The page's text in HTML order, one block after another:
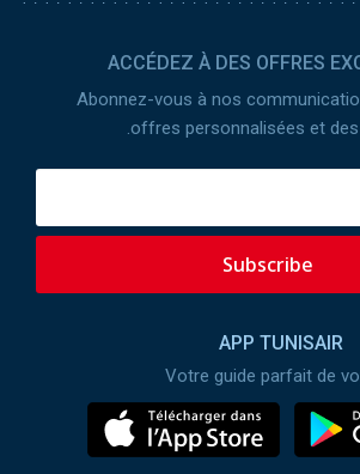
ACCÉDEZ À DES OFFRES
Abonnez-vous à nos
offres personnalisées et des
Subscribe
APP TUNISAIR
Votre guide parfait de